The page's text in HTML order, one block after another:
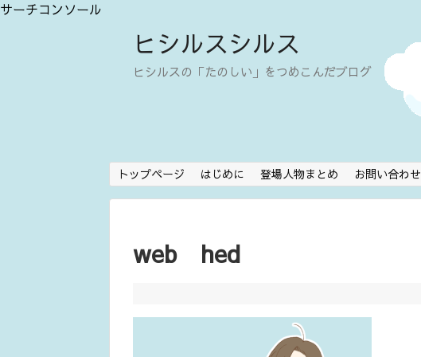
サーチコンソール
ヒシルスシルス
ヒシルスの「たのしい」をつめこんだブログ
トップページ はじめに 登場人物まとめ お問い合わせ
web hed